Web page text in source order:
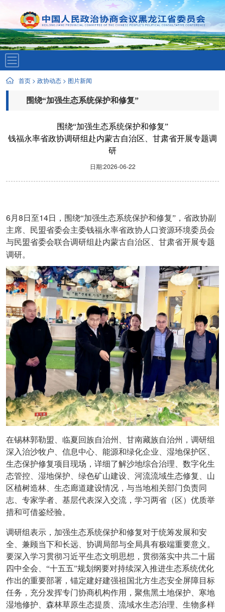
首页 > 政协动态 > 图片新闻
围绕“加强生态系统保护和修复”
钱福永率省政协调研组赴内蒙古自治区、甘肃省开展专题调研
围绕“加强生态系统保护和修复”
钱福永率省政协调研组赴内蒙古自治区、甘肃省开展专题调
研
日期:2026-06-22
6月 8 日至14日，围绕“加强生态系统保护和修复”，省政协副
主席、民盟省委会主委钱福永率省政协人口资源环境委员会
与民盟省委会联合调研组赴内蒙古自治区、甘肃省开展专题
调研。
在锡林郭勒盟、临夏回族自治州、甘南藏族自治州，调研组
深入治沙牧户、信息中心、能源和绿化企业、湿地保护区、
生态保护修复项目现场，详细了解沙地综合治理、数字化生
态管控、湿地保护、绿色矿山建设、河流流域生态修复、山
区植树造林、生态廊道建设情况，与当地相关部门负责同
志、专家学者、基层代表深入交流，学习两省（区）优质举
措和可借鉴经验。
调研组表示，加强生态系统保护和修复对于统筹发展和安
全、兼顾当下和长远、协调局部与全局具有极端重要意义。
要深入学习贯彻习近平生态文明思想，贯彻落实中共二十届
四中全会、“十五五”规划纲要对持续深入推进生态系统优化
作出的重要部署，锚定建好建强祖国北方生态安全屏障目标
任务，充分发挥专门协商机构作用，聚焦黑土地保护、寒地
湿地修护、森林草原生态提质、流域水生态治理、生物多样